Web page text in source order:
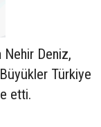
Nehir Deniz,
Türkiye
etti.